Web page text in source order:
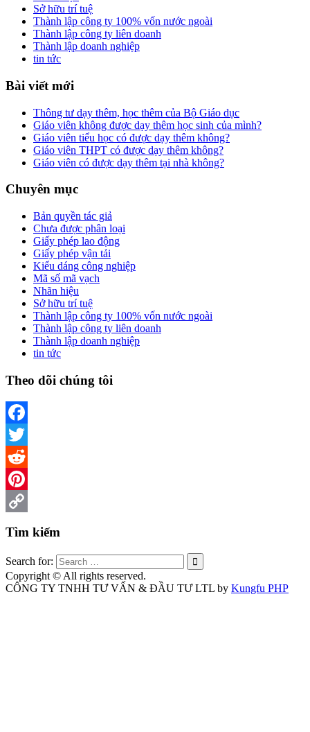
Sở hữu trí tuệ
Thành lập công ty 100% vốn nước ngoài
Thành lập công ty liên doanh
Thành lập doanh nghiệp
tin tức
Bài viết mới
Thông tư dạy thêm, học thêm của Bộ Giáo dục
Giáo viên không được dạy thêm học sinh của mình?
Giáo viên tiểu học có được dạy thêm không?
Giáo viên THPT có được dạy thêm không?
Giáo viên có được dạy thêm tại nhà không?
Chuyên mục
Bản quyền tác giả
Chưa được phân loại
Giấy phép lao động
Giấy phép vận tải
Kiểu dáng công nghiệp
Mã số mã vạch
Nhãn hiệu
Sở hữu trí tuệ
Thành lập công ty 100% vốn nước ngoài
Thành lập công ty liên doanh
Thành lập doanh nghiệp
tin tức
Theo dõi chúng tôi
Facebook
Twitter
Reddit
Pinterest
Tìm kiếm
Search for:
Copyright © All rights reserved.
CÔNG TY TNHH TƯ VẤN & ĐẦU TƯ LTL by Kungfu PHP